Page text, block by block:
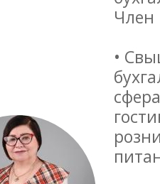
Член
•